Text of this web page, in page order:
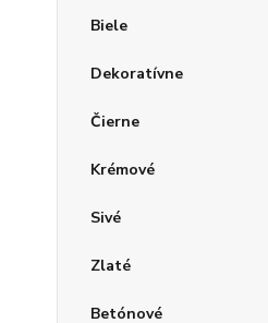
Biele
Dekoratívne
Čierne
Krémové
Sivé
Zlaté
Betónové